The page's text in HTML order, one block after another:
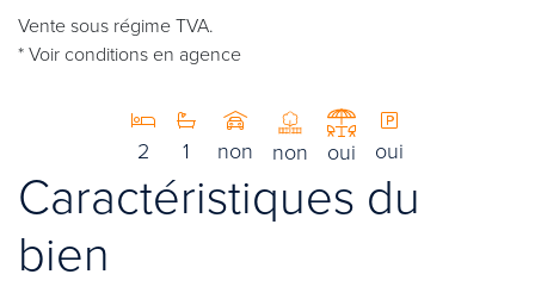
Vente sous régime TVA.
* Voir conditions en agence
2 1 non non oui oui
Caractéristiques du
bien